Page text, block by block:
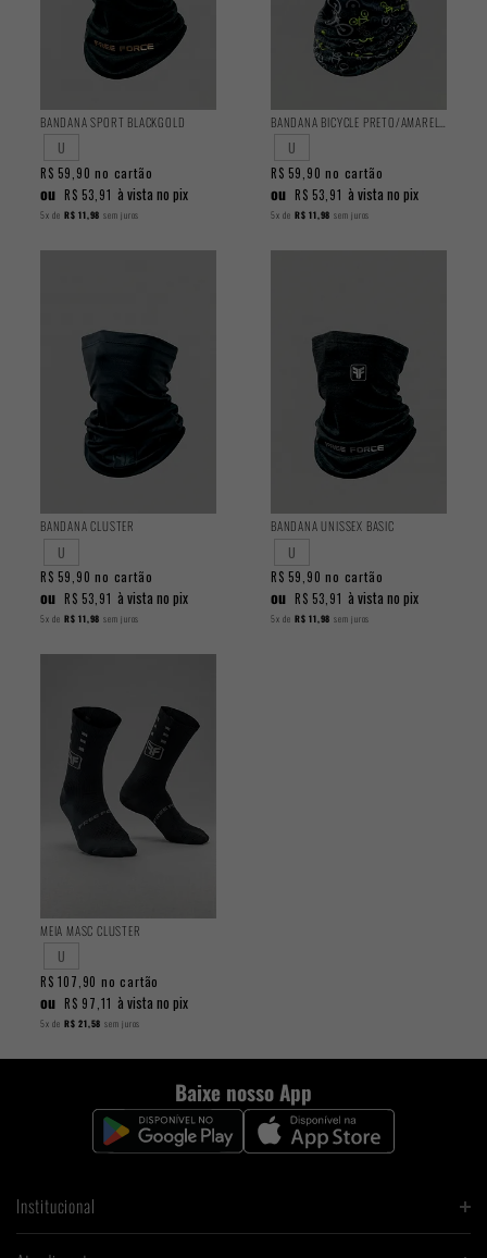
BANDANA SPORT BLACKGOLD
U
R$ 59,90 no cartão
ou R$ 53,91 à vista no pix
5x de R$ 11,98 sem juros
U
R$ 59,90 no cartão
ou R$ 53,91 à vista no pix
5x de R$ 11,98 sem juros
BANDANA CLUSTER
U
R$ 59,90 no cartão
ou R$ 53,91 à vista no pix
5x de R$ 11,98 sem juros
BANDANA UNISSEX BASIC
U
R$ 59,90 no cartão
ou R$ 53,91 à vista no pix
5x de R$ 11,98 sem juros
MEIA MASC CLUSTER
U
R$ 107,90 no cartão
ou R$ 97,11 à vista no pix
5x de R$ 21,58 sem juros
Baixe nosso App
Institucional